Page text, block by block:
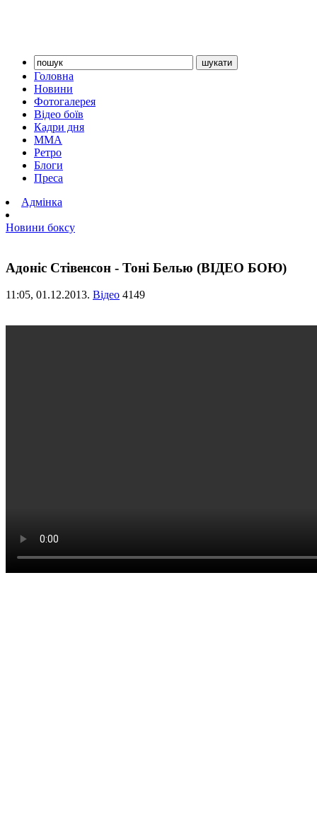
Головна
Новини
Фотогалерея
Відео боїв
Кадри дня
ММА
Ретро
Блоги
Преса
Адмінка
Новини боксу
Адоніс Стівенсон - Тоні Белью (ВІДЕО БОЮ)
11:05, 01.12.2013. Відео 4149